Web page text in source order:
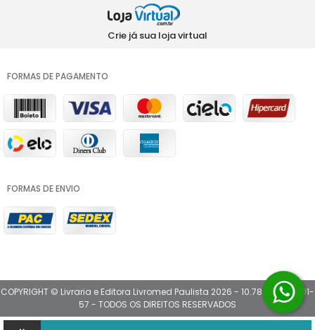
Crie já sua loja virtual
FORMAS DE PAGAMENTO
FORMAS DE ENVIO
COPYRIGHT © Livraria e Editora Livromed Paulista 2026 - 10.780.202/0001-
57 - TODOS OS DIREITOS RESERVADOS